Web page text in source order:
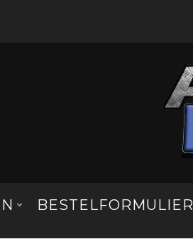
BESTELFORMULIER